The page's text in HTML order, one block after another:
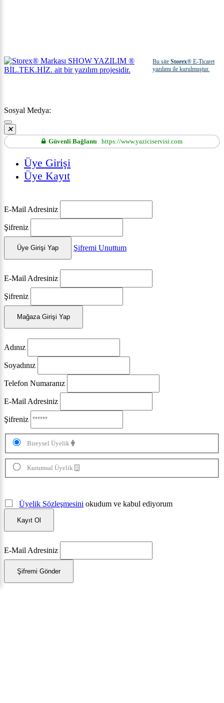
Bu siteStorex® E-Ticaret
yazılımı ile kurulmuştur.
Sosyal Medya:
Güvenli Bağlantı https://www.yaziciservisi.com
Üye Girişi
Üye Kayıt
E-Mail Adresiniz
Şifreniz
Üye Girişi Yap Şifremi Unuttum
E-Mail Adresiniz
Şifreniz
Mağaza Girişi Yap
Adınız
Soyadınız
Telefon Numaranız
E-Mail Adresiniz
Şifreniz
Bireysel Üyelik
Kurumsal Üyelik
Üyelik Sözleşmesini okudum ve kabul ediyorum
Kayıt Ol
E-Mail Adresiniz
Şifremi Gönder